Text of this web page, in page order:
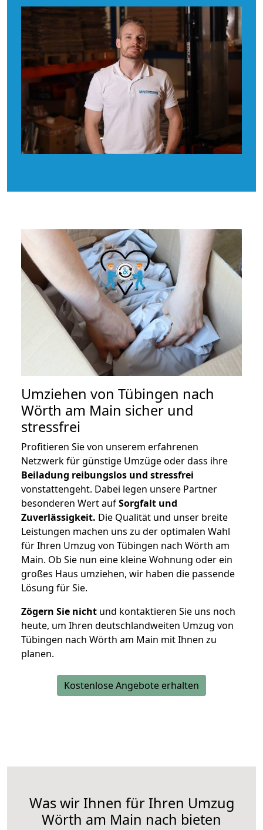
Umziehen von Tübingen nach
Wörth am Main sicher und
stressfrei
Profitieren Sie von unserem erfahrenen
Netzwerk für günstige Umzüge oder dass ihre
Beiladung reibungslos und stressfrei
vonstattengeht. Dabei legen unsere Partner
besonderen Wert aufSorgfalt und
Zuverlässigkeit. Die Qualität und unser breite
Leistungen machen uns zu der optimalen Wahl
für Ihren Umzug von Tübingen nach Wörth am
Main. Ob Sie nun eine kleine Wohnung oder ein
großes Haus umziehen, wir haben die passende
Lösung für Sie.
Zögern Sie nicht und kontaktieren Sie uns noch
heute, um Ihren deutschlandweiten Umzug von
Tübingen nach Wörth am Main mit Ihnen zu
planen.
Kostenlose Angebote erhalten
Was wir Ihnen für Ihren Umzug
Wörth am Main nach bieten